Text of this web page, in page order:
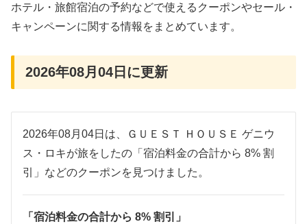
ホテル・旅館宿泊の予約などで使えるクーポンやセール・
キャンペーンに関する情報をまとめています。
2026年08月04日に更新
2026年08月04日は、ＧＵＥＳＴ ＨＯＵＳＥ ゲニウ
ス・ロキが旅をしたの「宿泊料金の合計から 8% 割
引」などのクーポンを見つけました。
「宿泊料金の合計から 8% 割引」